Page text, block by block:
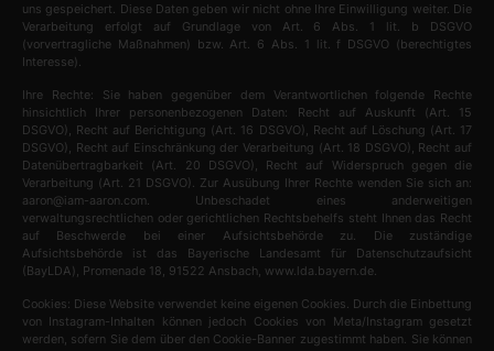
uns gespeichert. Diese Daten geben wir nicht ohne Ihre Einwilligung weiter. Die
Verarbeitung erfolgt auf Grundlage von Art. 6 Abs. 1 lit. b DSGVO
(vorvertragliche Maßnahmen) bzw. Art. 6 Abs. 1 lit. f DSGVO (berechtigtes
Interesse).
Ihre Rechte: Sie haben gegenüber dem Verantwortlichen folgende Rechte
hinsichtlich Ihrer personenbezogenen Daten: Recht auf Auskunft (Art. 15
DSGVO), Recht auf Berichtigung (Art. 16 DSGVO), Recht auf Löschung (Art. 17
DSGVO), Recht auf Einschränkung der Verarbeitung (Art. 18 DSGVO), Recht auf
Datenübertragbarkeit (Art. 20 DSGVO), Recht auf Widerspruch gegen die
Verarbeitung (Art. 21 DSGVO). Zur Ausübung Ihrer Rechte wenden Sie sich an:
aaron@iam-aaron.com. Unbeschadet eines anderweitigen
verwaltungsrechtlichen oder gerichtlichen Rechtsbehelfs steht Ihnen das Recht
auf Beschwerde bei einer Aufsichtsbehörde zu. Die zuständige
Aufsichtsbehörde ist das Bayerische Landesamt für Datenschutzaufsicht
(BayLDA), Promenade 18, 91522 Ansbach, www.lda.bayern.de.
Cookies: Diese Website verwendet keine eigenen Cookies. Durch die Einbettung
von Instagram-Inhalten können jedoch Cookies von Meta/Instagram gesetzt
werden, sofern Sie dem über den Cookie-Banner zugestimmt haben. Sie können